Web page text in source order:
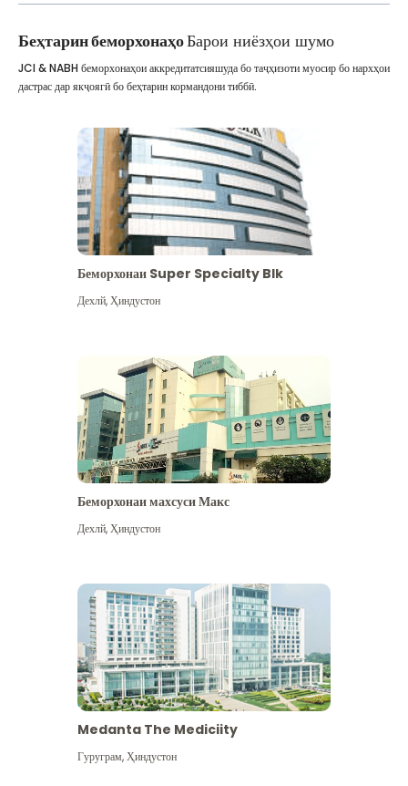
Беҳтарин беморхонаҳоБарои ниёзҳои шумо
JCI & NABH беморхонаҳои аккредитатсияшуда бо таҷҳизоти муосир бо нархҳои
дастрас дар якҷоягӣ бо беҳтарин кормандони тиббӣ.
Беморхонаи Super Specialty Blk
Дехлй,Ҳиндустон
Беморхонаи махсуси Макс
Дехлй,Ҳиндустон
Medanta The Mediciity
Гуруграм,Ҳиндустон